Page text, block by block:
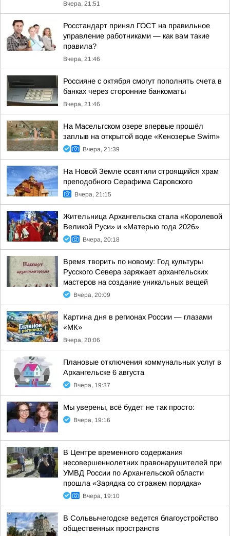
Вчера, 21:51
Росстандарт принял ГОСТ на правильное
управление работниками — как вам такие
правила?
Вчера, 21:46
Россияне с октября смогут пополнять счета в
банках через сторонние банкоматы
Вчера, 21:46
На Масельгском озере впервые прошёл
заплыв на открытой воде «Кенозерье Swim»
Вчера, 21:39
На Новой Земле освятили строящийся храм
преподобного Серафима Саровского
Вчера, 21:15
Жительница Архангельска стала «Королевой
Великой Руси» и «Матерью года 2026»
Вчера, 20:18
Время творить по новому: Год культуры
Русского Севера заряжает архангельских
мастеров на создание уникальных вещей
Вчера, 20:09
Картина дня в регионах России — глазами
«МК»
Вчера, 20:06
Плановые отключения коммунальных услуг в
Архангельске 6 августа
Вчера, 19:37
Мы уверены, всё будет не так просто:
Вчера, 19:16
В Центре временного содержания
несовершеннолетних правонарушителей при
УМВД России по Архангельской области
прошла «Зарядка со стражем порядка»
Вчера, 19:10
В Сольвычегодске ведется благоустройство
общественных пространств